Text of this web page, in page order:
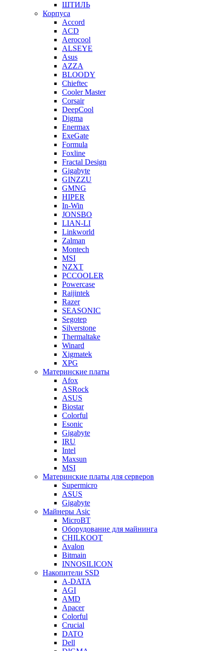
ШТИЛЬ
Корпуса
Accord
ACD
Aerocool
ALSEYE
Asus
AZZA
BLOODY
Chieftec
Cooler Master
Corsair
DeepCool
Digma
Enermax
ExeGate
Formula
Foxline
Fractal Design
Gigabyte
GINZZU
GMNG
HIPER
In-Win
JONSBO
LIAN-LI
Linkworld
Zalman
Montech
MSI
NZXT
PCCOOLER
Powercase
Raijintek
Razer
SEASONIC
Segotep
Silverstone
Thermaltake
Winard
Xigmatek
XPG
Материнские платы
Afox
ASRock
ASUS
Biostar
Colorful
Esonic
Gigabyte
IRU
Intel
Maxsun
MSI
Материнские платы для серверов
Supermicro
ASUS
Gigabyte
Майнеры Asic
MicroBT
Оборудование для майнинга
CHILKOOT
Avalon
Bitmain
INNOSILICON
Накопители SSD
A-DATA
AGI
AMD
Apacer
Colorful
Crucial
DATO
Dell